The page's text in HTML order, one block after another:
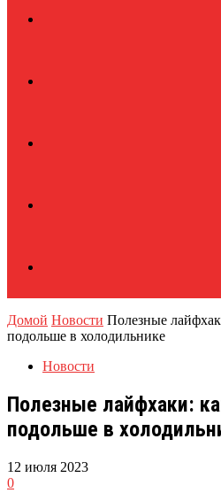
Домой Новости Полезные
подольше в холодильнике
Новости
Полезные лайфхаки:
подольше в
12 июля 2023
0